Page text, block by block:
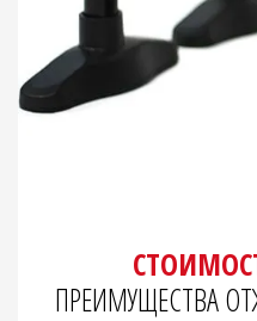
ПРЕИМУЩЕСТВА